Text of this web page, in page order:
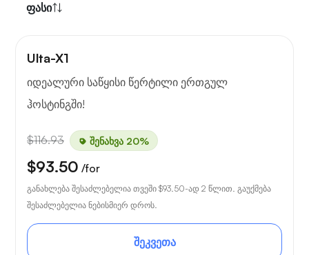
ფასი
Ulta-X1
იდეალური საწყისი წერტილი ერთგულ
ჰოსტინგში!
$116.93 შენახვა 20%
$93.50 /for
განახლება შესაძლებელია თვეში $93.50-ად 2 წლით. გაუქმება
შესაძლებელია ნებისმიერ დროს.
შეკვეთა